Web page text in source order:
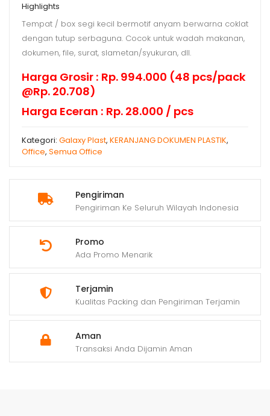
Pengiriman
Pengiriman Ke Seluruh Wilayah Indonesia
Promo
Ada Promo Menarik
Terjamin
Kualitas Packing dan Pengiriman Terjamin
Aman
Transaksi Anda Dijamin Aman
M
Highlights
Tempat / box segi kecil bermotif anyam berwarna coklat
dengan tutup serbaguna. Cocok untuk wadah makanan,
dokumen, file, surat, slametan/syukuran, dll.
Harga Grosir : Rp. 994.000 (48 pcs/pack
@Rp. 20.708)
Harga Eceran : Rp. 28.000 / pcs
Kategori: Galaxy Plast, KERANJANG DOKUMEN PLASTIK,
Office, Semua Office